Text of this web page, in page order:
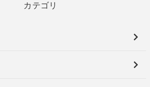
カテゴリ